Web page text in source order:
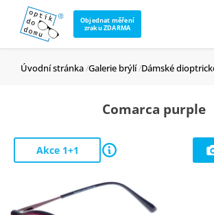
Objednat měření
zraku ZDARMA
Úvodní stránka Galerie brýlí Dámské
Comarca purple
Akce 1+1